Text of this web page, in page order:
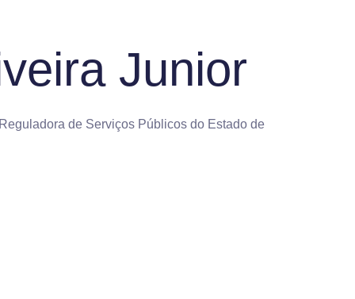
Junior
de Serviços Públicos do Estado de